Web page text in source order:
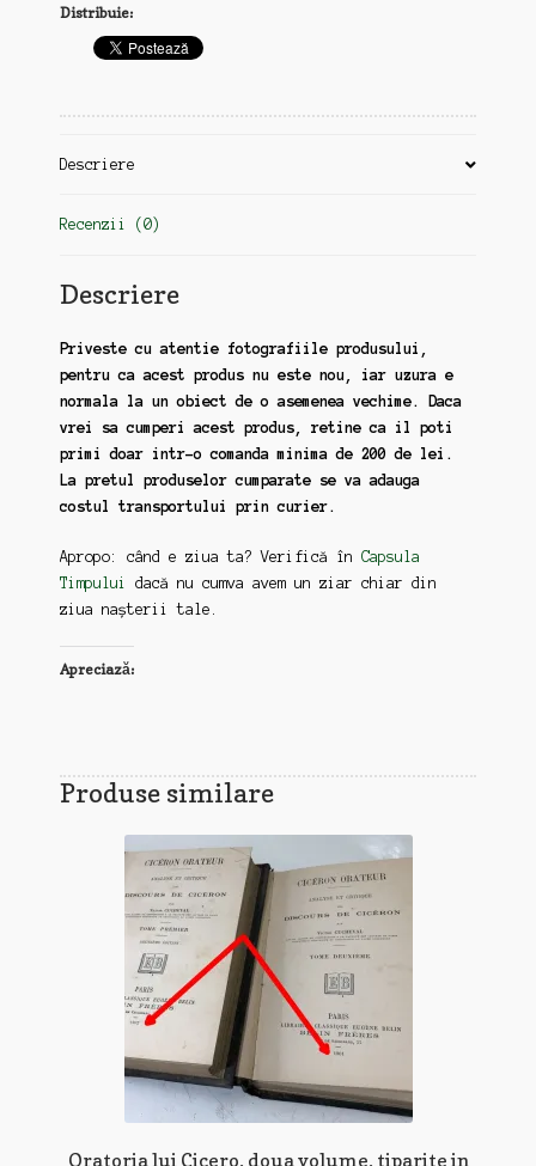
circulate
Distribuie:
Descriere
Recenzii (0)
Descriere
Priveste cu atentie fotografiile produsului,
pentru ca acest produs nu este nou, iar uzura e
normala la un obiect de o asemenea vechime. Daca
vrei sa cumperi acest produs, retine ca il poti
primi doar intr-o comanda minima de 200 de lei.
La pretul produselor cumparate se va adauga
costul transportului prin curier.
Apropo: când e ziua ta? Verifică în Capsula
Timpului
dacă nu cumva avem un ziar chiar din
ziua nașterii tale.
Apreciază:
Produse similare
Oratoria lui Cicero, doua volume, tiparite in